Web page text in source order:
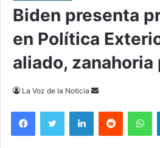
Biden presenta
en Política
aliado, zanahoria
La Voz de la Noticia
Send
email
FacebookTwitter LinkedInReddit